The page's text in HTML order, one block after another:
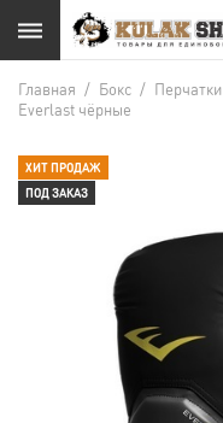
Главная / Бокс / Перчатки
Everlast чёрные
ХИТ ПРОДАЖ
ПОД ЗАКАЗ